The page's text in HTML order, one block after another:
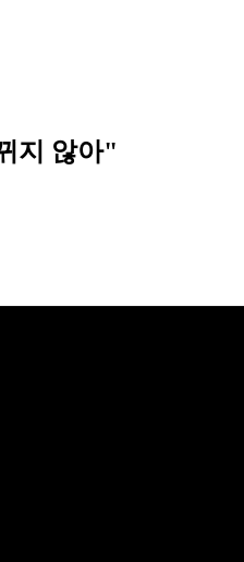
지 않아"